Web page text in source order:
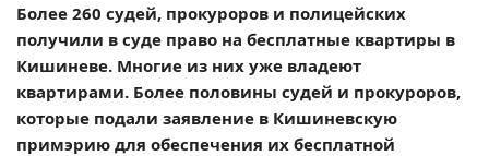
Более 260 судей, прокуроров и полицейских
получили в суде право на бесплатные квартиры в
Кишиневе. Многие из них уже владеют
квартирами. Более половины судей и прокуроров,
которые подали заявление в Кишиневскую
примэрию для обеспечения их бесплатной